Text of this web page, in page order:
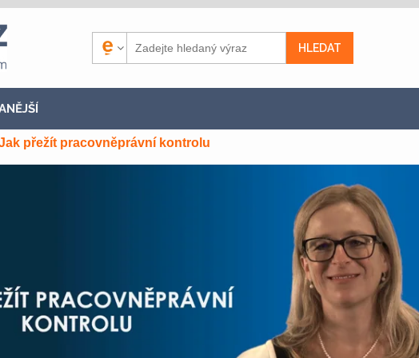
přežít pracovněprávní kontrolu